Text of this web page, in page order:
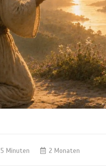
5 Minuten 2 Monaten